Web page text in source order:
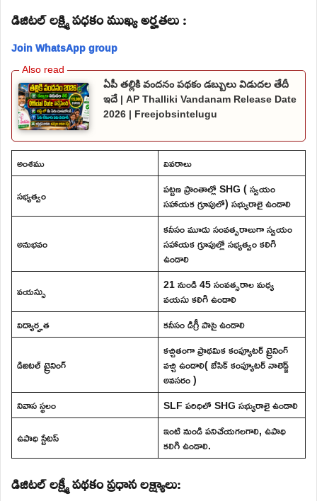
డిజిటల్ లక్ష్మి పధకం ముఖ్య అర్హతలు :
Join WhatsApp group
ఏపీ తల్లికి వందనం పథకం డబ్బులు విడుదల తేదీ
ఇదే | AP Thalliki Vandanam Release Date
2026 | Freejobsintelugu
అంశము
వివరాలు
సభ్యత్వం
పట్టణ ప్రాంతాల్లో SHG ( స్వయం
సహాయక గ్రూపులో) సభ్యురాలై ఉండాలి
అనుభవం
కనీసం మూడు సంవత్సరాలుగా స్వయం
సహాయక గ్రూపుల్లో సభ్యత్వం కలిగి
ఉండాలి
వయస్సు
21 నుండి 45 సంవత్సరాల మధ్య
వయసు కలిగి ఉండాలి
విద్యార్హత
కనీసం డిగ్రీ పాసై ఉండాలి
డిజిటల్ ట్రైనింగ్
కచ్చితంగా ప్రాథమిక కంప్యూటర్ ట్రైనింగ్
వచ్చి ఉండాలి( బేసిక్ కంప్యూటర్ నాలెడ్జ్
అవసరం )
నివాస స్థలం
SLF పరిధిలో SHG సభ్యురాలై ఉండాలి
ఉపాధి స్టేటస్
ఇంటి నుండి పనిచేయగలగాలి, ఉపాధి
కలిగి ఉండాలి.
డిజిటల్ లక్ష్మీ పథకం ప్రధాన లక్ష్యాలు: